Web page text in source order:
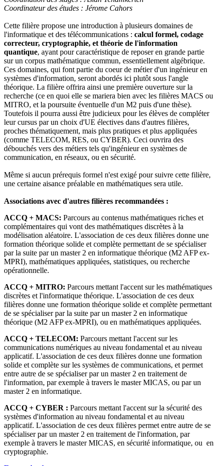
Coordinateur des études : Jérome Cahors
Cette filière propose une introduction à plusieurs domaines de
l'informatique et des télécommunications : calcul formel, codage
correcteur, cryptographie, et théorie de l'information
quantique, ayant pour caractéristique de reposer en grande partie
sur un corpus mathématique commun, essentiellement algébrique.
Ces domaines, qui font partie du coeur de métier d'un ingénieur en
systèmes d'information, seront abordés ici plutôt sous l'angle
théorique. La filière offrira ainsi une première ouverture sur la
recherche (ce en quoi elle se mariera bien avec les filières MACS ou
MITRO, et la poursuite éventuelle d'un M2 puis d'une thèse).
Toutefois il pourra aussi être judicieux pour les élèves de compléter
leur cursus par un choix d'UE électives dans d'autres filières,
proches thématiquement, mais plus pratiques et plus appliquées
(comme TELECOM, RES, ou CYBER). Ceci ouvrira des
débouchés vers des métiers tels qu'ingénieur en systèmes de
communication, en réseaux, ou en sécurité.
Même si aucun prérequis formel n'est exigé pour suivre cette filière,
une certaine aisance préalable en mathématiques sera utile.
Associations avec d'autres filières recommandées :
ACCQ + MACS: Parcours au contenus mathématiques riches et
complémentaires qui vont des mathématiques discrètes à la
modélisation aléatoire. L'association de ces deux filières donne une
formation théorique solide et complète permettant de se spécialiser
par la suite par un master 2 en informatique théorique (M2 AFP ex-
MPRI), mathématiques appliquées, statistiques, ou recherche
opérationnelle.
ACCQ + MITRO: Parcours mettant l'accent sur les mathématiques
discrètes et l'informatique théorique. L'association de ces deux
filières donne une formation théorique solide et complète permettant
de se spécialiser par la suite par un master 2 en informatique
théorique (M2 AFP ex-MPRI), ou en mathématiques appliquées.
ACCQ + TELECOM: Parcours mettant l'accent sur les
communications numériques au niveau fondamental et au niveau
applicatif. L'association de ces deux filières donne une formation
solide et complète sur les systèmes de communications, et permet
entre autre de se spécialiser par un master 2 en traitement de
l'information, par exemple à travers le master MICAS, ou par un
master 2 en informatique.
ACCQ + CYBER : Parcours mettant l'accent sur la sécurité des
systèmes d'information au niveau fondamental et au niveau
applicatif. L'association de ces deux filières permet entre autre de se
spécialiser par un master 2 en traitement de l'information, par
exemple à travers le master MICAS, en sécurité informatique, ou en
cryptographie.